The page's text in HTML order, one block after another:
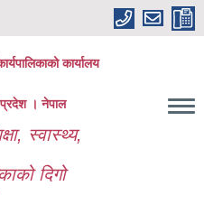
कार्यालय
प्रदेश । नेपाल
स्वास्थ्य,
दिगो